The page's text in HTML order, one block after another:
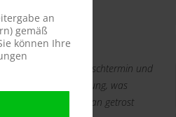
ausgefüllt mit Wunschtermin und
15 Minuten Verspätung, was
Die kann man getrost
an
gemäß
können Ihre